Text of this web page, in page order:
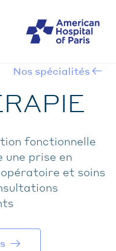
main
MENU
MOBILE
Nos spécialités
fonctionnelle
une prise en
et soins